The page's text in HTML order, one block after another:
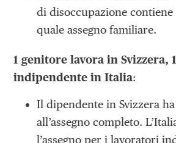
di disoccupazione contiene
quale assegno familiare.
1 genitore lavora in Svizzera,
indipendente in Italia:
Il dipendente in Svizzera
all’assegno completo.
l’assegno per i lavoratori